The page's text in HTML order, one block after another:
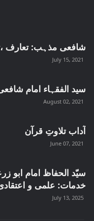
شافعی مذہب: تعارف
July 15, 2021
سید الفقہاء امام
August 02, 2021
آداب تلاوتِ قرآن
June 07, 2021
سیّد الحفاظ امام ابو
خدمات: علمی و
July 13, 2025